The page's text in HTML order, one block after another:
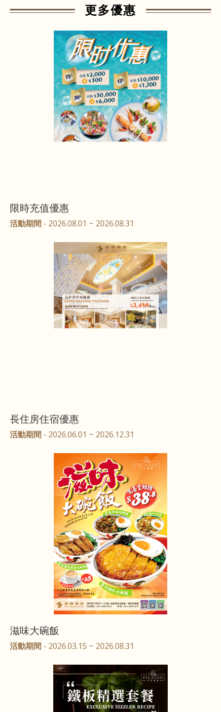
更多優惠
限時充值優惠
活動期間 - 2026.08.01 ~ 2026.08.31
長住房住宿優惠
活動期間 - 2026.06.01 ~ 2026.12.31
滋味大碗飯
活動期間 - 2026.03.15 ~ 2026.08.31